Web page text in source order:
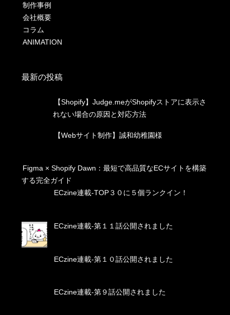
制作事例
会社概要
コラム
ANIMATION
最新の投稿
【Shopify】Judge.meがShopifyストアに表示さ
れない場合の原因と対応方法
【Webサイト制作】誠和幼稚園様
Figma × Shopify Dawn：最短で高品質なECサイトを構築
する完全ガイド
ECzine連載-TOP３０に５個ランクイン！
ECzine連載-第１１話公開されました
ECzine連載-第１０話公開されました
ECzine連載-第９話公開されました